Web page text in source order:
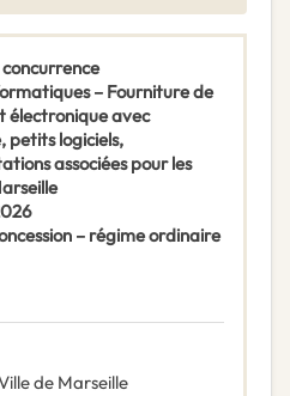
– Fourniture de
électronique avec
logiciels,
associées pour les
– régime ordinaire
de Marseille